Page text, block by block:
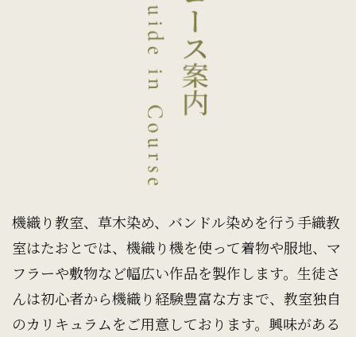
機織り教室、草木染め、バンドル染めを行う手織教
室はたおとでは、機織り機を使って着物や服地、マ
フラーや敷物など幅広い作品を製作します。生徒さ
んは初心者から機織り経験豊富な方まで、教室独自
のカリキュラムをご用意しております。興味がある